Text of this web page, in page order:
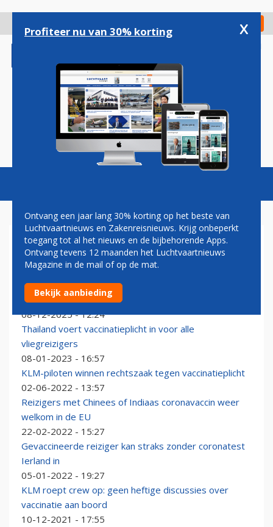
gaan
Check in
Magazine Podcasts Vacatures
VACCINATIE
KLM stopt met aanbieden vaccinaties en reisadvies
aan consumenten
08-12-2025 - 12:24
Thailand voert vaccinatieplicht in voor alle
vliegreizigers
08-01-2023 - 16:57
KLM-piloten winnen rechtszaak tegen vaccinatieplicht
02-06-2022 - 13:57
Reizigers met Chinees of Indiaas coronavaccin weer
welkom in de EU
22-02-2022 - 15:27
Gevaccineerde reiziger kan straks zonder coronatest
Ierland in
05-01-2022 - 19:27
KLM roept crew op: geen heftige discussies over
vaccinatie aan boord
10-12-2021 - 17:55
Profiteer nu van 30% korting x
Ontvang een jaar lang 30% korting op het beste van
Luchtvaartnieuws en Zakenreisnieuws. Krijg onbeperkt
toegang tot al het nieuws en de bijbehorende Apps.
Ontvang tevens 12 maanden het Luchtvaartnieuws
Magazine in de mail of op de mat.
Bekijk aanbieding